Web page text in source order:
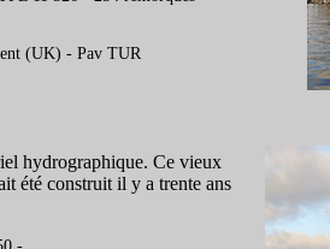
(UK) - Pav TUR
hydrographique. Ce vieux
été construit il y a trente ans